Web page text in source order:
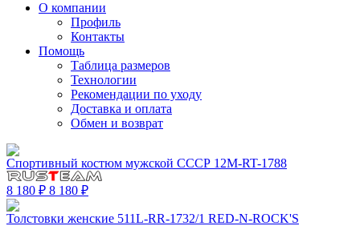
О компании
Профиль
Контакты
Помощь
Таблица размеров
Технологии
Рекомендации по уходу
Доставка и оплата
Обмен и возврат
Спортивный костюм мужской СССР 12M-RT-1788
8 180 ₽ 8 180 ₽
Толстовки женские 511L-RR-1732/1 RED-N-ROCK'S